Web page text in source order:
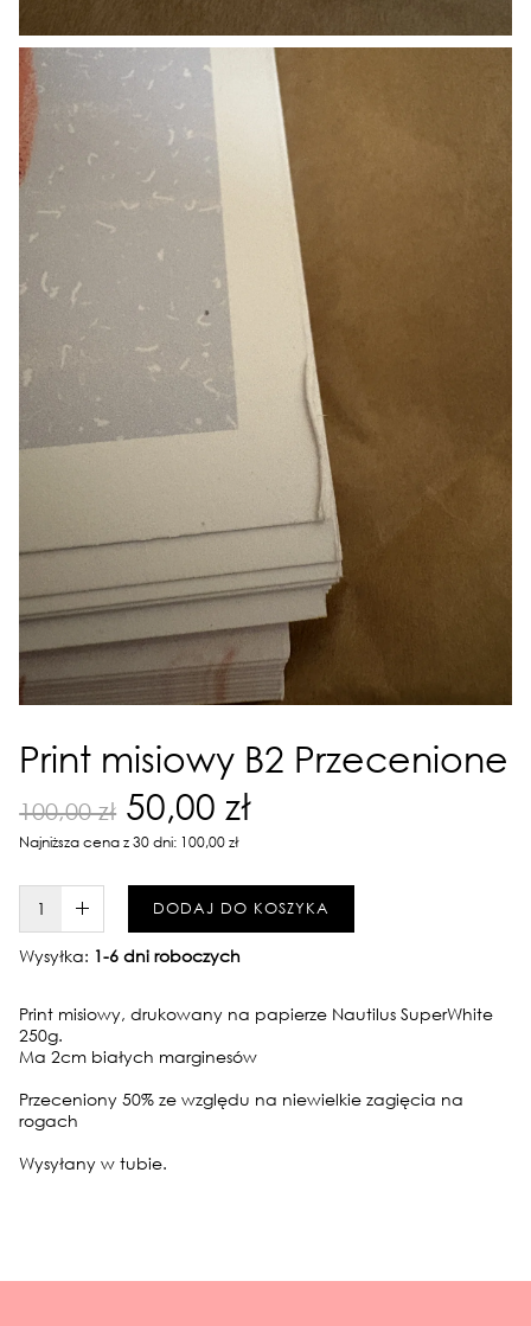
Print misiowy B2 Przecenione
100,00 zł 50,00 zł
Najniższa cena z 30 dni: 100,00 zł
W KOSZYKU :)DODAJ DO KOSZYKA
Wysyłka: 1-6 dni roboczych
Print misiowy, drukowany na papierze Nautilus SuperWhite
250g.
Ma 2cm białych marginesów
Przeceniony 50% ze względu na niewielkie zagięcia na
rogach
Wysyłany w tubie.